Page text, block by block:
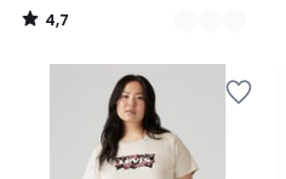
4,7
/